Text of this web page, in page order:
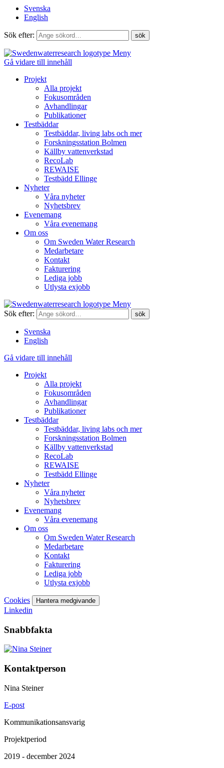
Svenska
English
Sök efter:
Meny
Gå vidare till innehåll
Projekt
Alla projekt
Fokusområden
Avhandlingar
Publikationer
Testbäddar
Testbäddar, living labs och mer
Forskningsstation Bolmen
Källby vattenverkstad
RecoLab
REWAISE
Testbädd Ellinge
Nyheter
Våra nyheter
Nyhetsbrev
Evenemang
Våra evenemang
Om oss
Om Sweden Water Research
Medarbetare
Kontakt
Fakturering
Lediga jobb
Utlysta exjobb
Meny
Sök efter:
Svenska
English
Gå vidare till innehåll
Projekt
Alla projekt
Fokusområden
Avhandlingar
Publikationer
Testbäddar
Testbäddar, living labs och mer
Forskningsstation Bolmen
Källby vattenverkstad
RecoLab
REWAISE
Testbädd Ellinge
Nyheter
Våra nyheter
Nyhetsbrev
Evenemang
Våra evenemang
Om oss
Om Sweden Water Research
Medarbetare
Kontakt
Fakturering
Lediga jobb
Utlysta exjobb
Cookies Hantera medgivande
Linkedin
Snabbfakta
Kontaktperson
Nina Steiner
E-post
Kommunikationsansvarig
Projektperiod
2019 - december 2024